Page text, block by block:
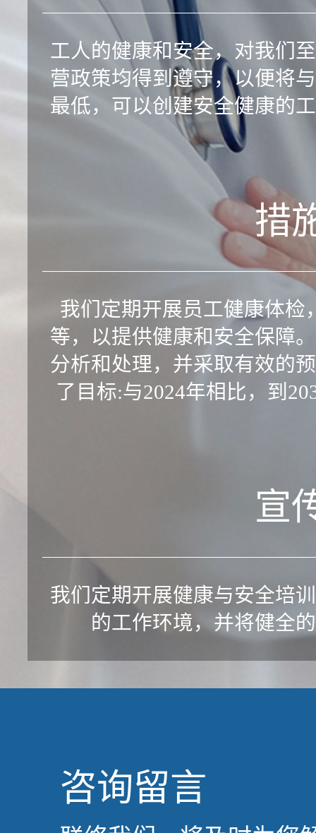
工人的健康和安全，对我们
营政策均得到遵守，以便将
最低，可以创建安全健康的
措
我们定期开展员工健康体检
等，以提供健康和安全保障
分析和处理，并采取有效的
了目标:与2024年相比，到
宣
我们定期开展健康与安全培
的工作环境，并将健全
咨询留言